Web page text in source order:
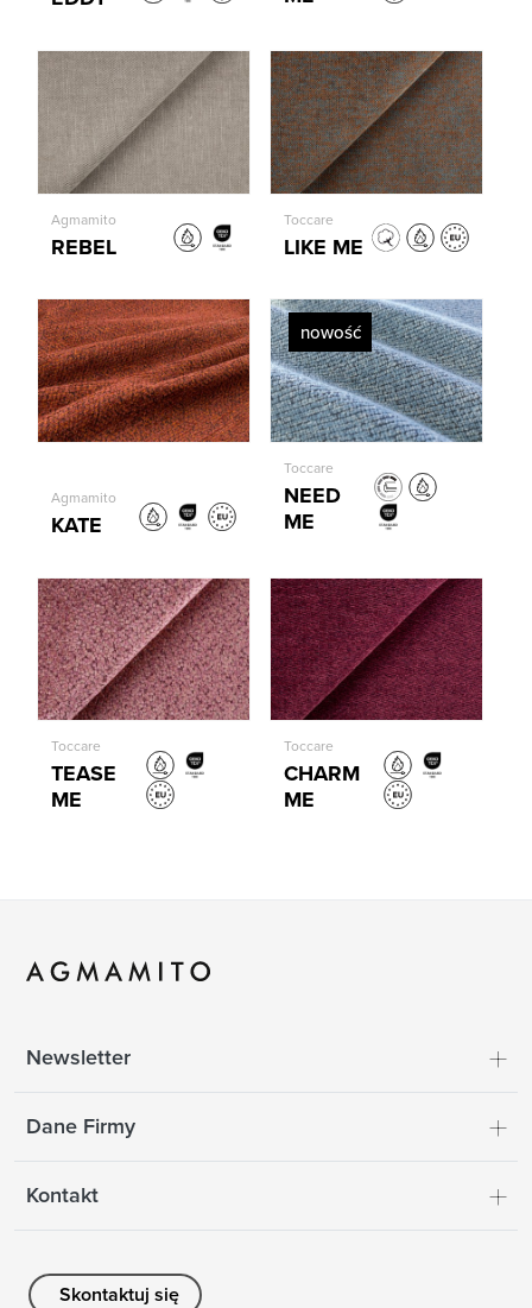
Agmamito
REBEL
Toccare
LIKE ME
Agmamito
KATE
nowość
Toccare
NEED
ME
Toccare
TEASE
ME
Toccare
CHARM
ME
Newsletter
Dane Firmy
Kontakt
Skontaktuj się